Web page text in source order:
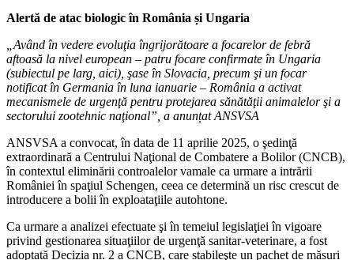
Alertă de atac biologic în România și Ungaria
„Având în vedere evoluţia îngrijorătoare a focarelor de febră
aftoasă la nivel european – patru focare confirmate în Ungaria
(subiectul pe larg, aici), şase în Slovacia, precum şi un focar
notificat în Germania în luna ianuarie – România a activat
mecanismele de urgenţă pentru protejarea sănătăţii animalelor şi a
sectorului zootehnic naţional”, a anunțat ANSVSA
ANSVSA a convocat, în data de 11 aprilie 2025, o şedinţă
extraordinară a Centrului Naţional de Combatere a Bolilor (CNCB),
în contextul eliminării controalelor vamale ca urmare a intrării
României în spaţiul Schengen, ceea ce determină un risc crescut de
introducere a bolii în exploataţiile autohtone.
Ca urmare a analizei efectuate şi în temeiul legislaţiei în vigoare
privind gestionarea situaţiilor de urgenţă sanitar-veterinare, a fost
adoptată Decizia nr. 2 a CNCB, care stabileşte un pachet de măsuri